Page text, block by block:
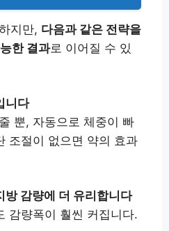
지만, 다음과 같은 전략을
한 결과로 이어질 수 있
니다
뿐, 자동으로 체중이 빠
조절이 없으면 약의 효과
방 감량에 더 유리합니다
감량폭이 훨씬 커집니다.